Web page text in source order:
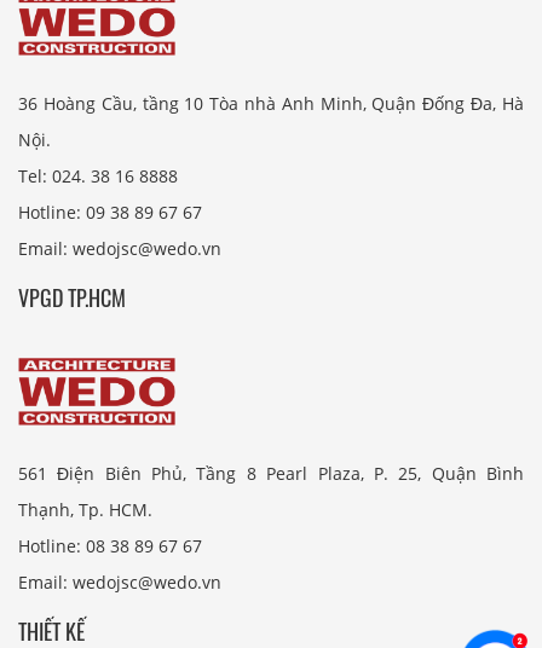
36 Hoàng Cầu, tầng 10 Tòa nhà Anh Minh, Quận Đống Đa, Hà
Nội.
Tel: 024. 38 16 8888
Hotline: 09 38 89 67 67
Email: wedojsc@wedo.vn
VPGD TP.HCM
561 Điện Biên Phủ, Tầng 8 Pearl Plaza, P. 25, Quận Bình
Thạnh, Tp. HCM.
Hotline: 08 38 89 67 67
Email: wedojsc@wedo.vn
THIẾT KẾ